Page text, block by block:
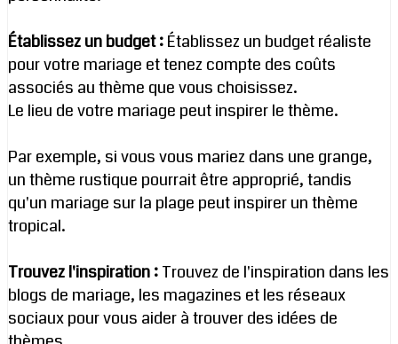
Établissez un budget :Établissez un budget réaliste
pour votre mariage et tenez compte des coûts
associés au thème que vous choisissez.
Le lieu de votre mariage peut inspirer le thème.
Par exemple, si vous vous mariez dans une grange,
un thème rustique pourrait être approprié, tandis
qu'un mariage sur la plage peut inspirer un thème
tropical.
Trouvez l'inspiration :Trouvez de l'inspiration dans les
blogs de mariage, les magazines et les réseaux
sociaux pour vous aider à trouver des idées de